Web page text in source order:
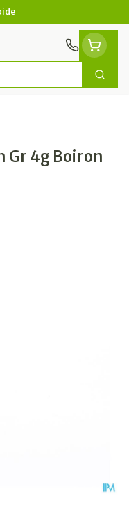
Gr 4g Boiron